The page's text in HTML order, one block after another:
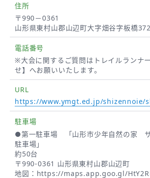
住所
〒990－0361
山形県東村山郡山辺町大字畑谷字板橋
電話番号
※大会に関するご質問はトレイルランナ
せ】へお願いいたします。
URL
https://www.ymgt.ed.jp/shizennoie/
駐車場
●第一駐車場 「山形市少年自然の家
駐車場」
約50台
〒990-0361 山形県東村山郡山辺町
地図： https://maps.app.goo.gl/